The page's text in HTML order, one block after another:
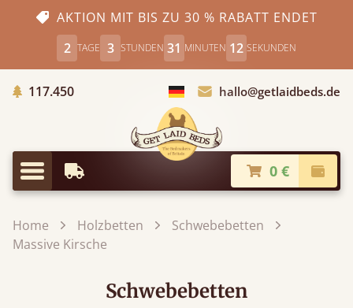
AKTION MIT BIS ZU 30 % RABATT ENDET
2 TAGE 3 STUNDEN 31 MINUTEN 11 SEKUNDEN
117.450Gepflanzte Bäume
Land auswählenhallo@getlaidbeds.de
Menü
Frühestmögliche Lieferung 0 €
Kasse
Home Holzbetten
Schwebebetten
Massive Kirsche
Schwebebetten